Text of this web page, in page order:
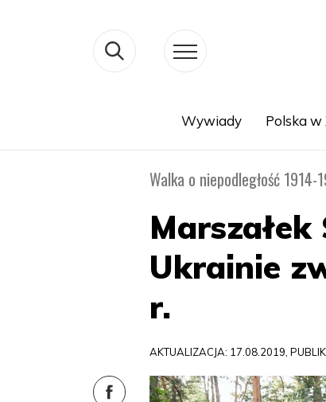
Wywiady Polska w
Walka o niepodległość 1914-
Ukrainie
r.
AKTUALIZACJA: 17.08.2019,